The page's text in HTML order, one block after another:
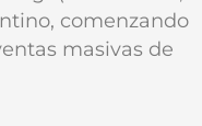
comenzando
masivas de